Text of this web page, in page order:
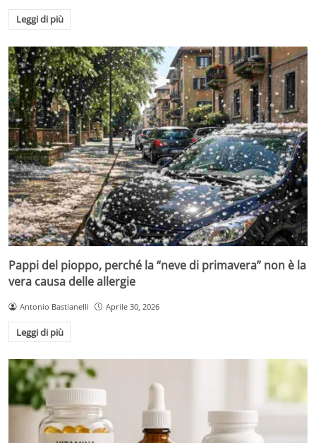
Leggi di più
Pappi del pioppo, perché la “neve di primavera” non è la
vera causa delle allergie
Antonio Bastianelli Aprile 30, 2026
Leggi di più